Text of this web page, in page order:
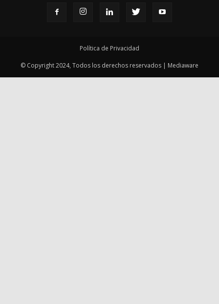
Política de Privacidad
© Copyright 2024, Todos los derechos reservados | Mediaware